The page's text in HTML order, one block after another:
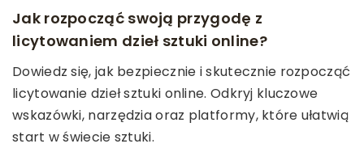
Jak rozpocząć swoją przygodę z
licytowaniem dzieł sztuki online?
Dowiedz się, jak bezpiecznie i skutecznie rozpocząć
licytowanie dzieł sztuki online. Odkryj kluczowe
wskazówki, narzędzia oraz platformy, które ułatwią
start w świecie sztuki.